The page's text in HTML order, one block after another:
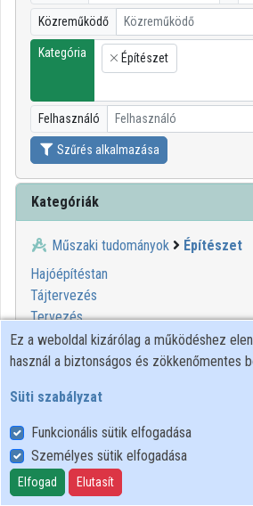
Kategóriák
Intézményi listák
Közreműködők
Közreműködő Közreműködő
Kategória
×
Építészet
Felhasználó Felhasználó
Szűrés alkalmazása
Kategóriák
Műszaki tudományok
Építészet
Hajóépítéstan
Tájtervezés
Tervezés
Felhasználói szabályzat
Adatkezelési tájékoztató
Süti szabályzat
Ez a weboldal kizárólag a működéshez
használ a biztonságos és zökkenőmentes
Süti szabályzat
Funkcionális sütik elfogadása
Személyes sütik elfogadása
Elfogad Elutasít